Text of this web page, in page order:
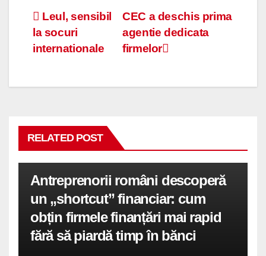
Navigare
în
CEC a deschis prima
agentie dedicata
firmelor
Leul, sensibil
la socuri
internationale
RELATED POST
Antreprenorii români descoperă
un „shortcut” financiar: cum
obțin firmele finanțări mai rapid
fără să piardă timp în bănci